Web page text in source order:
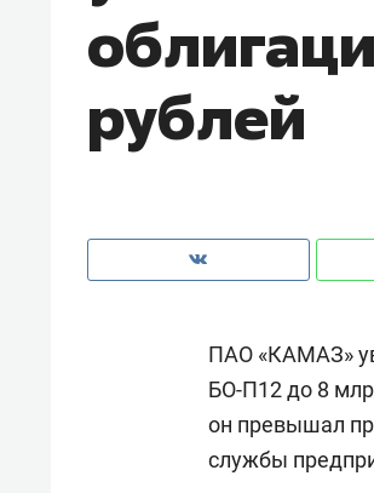
рублей
ПАО «КАМАЗ»
БО-П12 до 8
он превышал
службы
рынки,
чем интересен
Как ГК «МИР ГРУПП» и ВТБ